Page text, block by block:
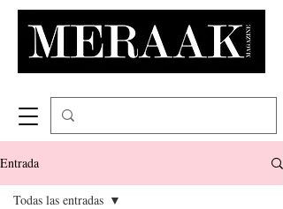
Entrada
Todas las entradas